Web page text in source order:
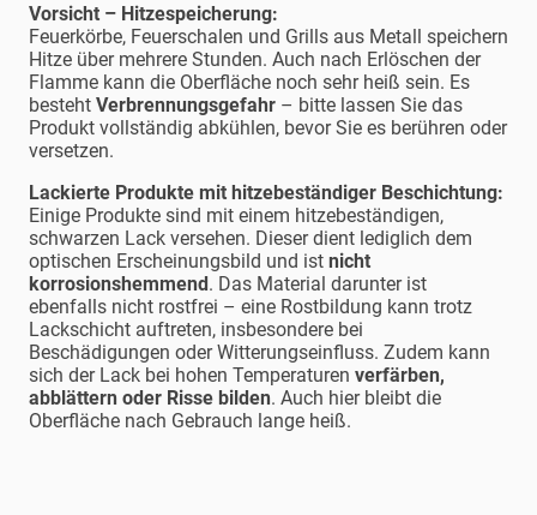
Vorsicht – Hitzespeicherung:
Feuerkörbe, Feuerschalen und Grills aus Metall speichern
Hitze über mehrere Stunden. Auch nach Erlöschen der
Flamme kann die Oberfläche noch sehr heiß sein. Es
besteht Verbrennungsgefahr – bitte lassen Sie das
Produkt vollständig abkühlen, bevor Sie es berühren oder
versetzen.
Lackierte Produkte mit hitzebeständiger Beschichtung:
Einige Produkte sind mit einem hitzebeständigen,
schwarzen Lack versehen. Dieser dient lediglich dem
optischen Erscheinungsbild und ist nicht
korrosionshemmend. Das Material darunter ist
ebenfalls nicht rostfrei – eine Rostbildung kann trotz
Lackschicht auftreten, insbesondere bei
Beschädigungen oder Witterungseinfluss. Zudem kann
sich der Lack bei hohen Temperaturen verfärben,
abblättern oder Risse bilden. Auch hier bleibt die
Oberfläche nach Gebrauch lange heiß.